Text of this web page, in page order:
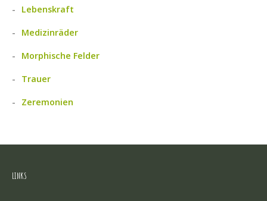
Lebenskraft
Medizinräder
Morphische Felder
Trauer
Zeremonien
LINKS